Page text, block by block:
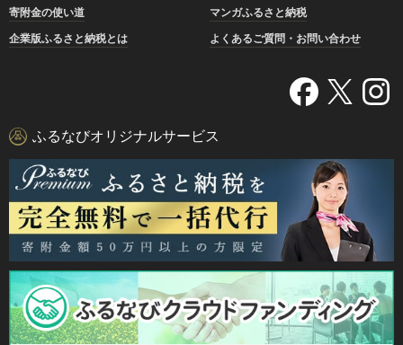
寄附金の使い道
マンガふるさと納税
企業版ふるさと納税とは
よくあるご質問・お問い合わせ
ふるなびオリジナルサービス